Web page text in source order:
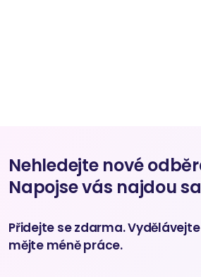
Nehledejte nové
Napojse vás najdou
Přidejte se zdarma.
mějte méně práce.